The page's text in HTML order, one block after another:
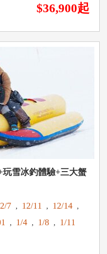
$36,900起
雪冰釣體驗+三大蟹
7 , 12/11 , 12/14 ,
, 1/4 , 1/8 ,
1/11